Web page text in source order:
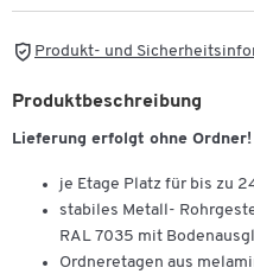
Produkt- und
Produktbeschreibung
Lieferung erfolgt ohne Ordner!
je Etage Platz für bis zu
stabiles Metall-
RAL 7035 mit
Ordneretagen aus